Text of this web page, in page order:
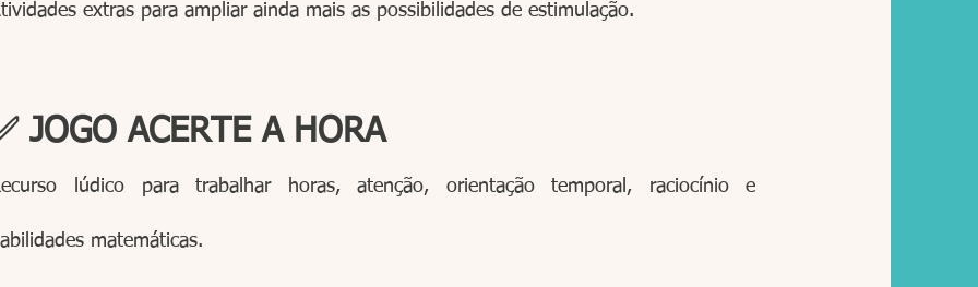
extras para ampliar ainda mais as possibilidades de estimulação.
JOGO ACERTE A HORA
lúdico para trabalhar horas, atenção, orientação temporal, raciocínio e
matemáticas.